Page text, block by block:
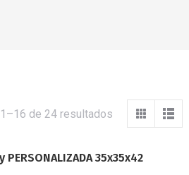
de 24 resultados
35x35x42